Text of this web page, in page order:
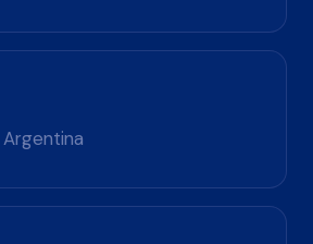
Argentina